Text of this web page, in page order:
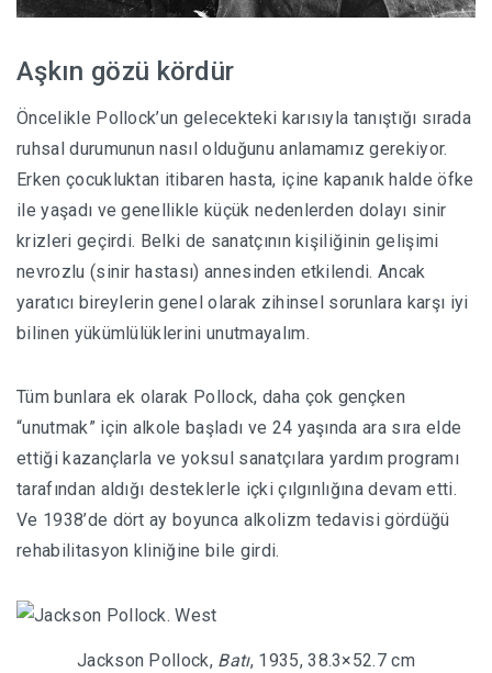
Aşkın gözü kördür
Öncelikle Pollock’un gelecekteki karısıyla tanıştığı sırada
ruhsal durumunun nasıl olduğunu anlamamız gerekiyor.
Erken çocukluktan itibaren hasta, içine kapanık halde öfke
ile yaşadı ve genellikle küçük nedenlerden dolayı sinir
krizleri geçirdi. Belki de sanatçının kişiliğinin gelişimi
nevrozlu (sinir hastası) annesinden etkilendi. Ancak
yaratıcı bireylerin genel olarak zihinsel sorunlara karşı iyi
bilinen yükümlülüklerini unutmayalım.
Tüm bunlara ek olarak Pollock, daha çok gençken
“unutmak” için alkole başladı ve 24 yaşında ara sıra elde
ettiği kazançlarla ve yoksul sanatçılara yardım programı
tarafından aldığı desteklerle içki çılgınlığına devam etti.
Ve 1938’de dört ay boyunca alkolizm tedavisi gördüğü
rehabilitasyon kliniğine bile girdi.
Jackson Pollock, Batı, 1935, 38.3×52.7 cm